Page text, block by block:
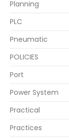
Planning
PLC
Pneumatic
POLICIES
Port
Power System
Practical
Practices